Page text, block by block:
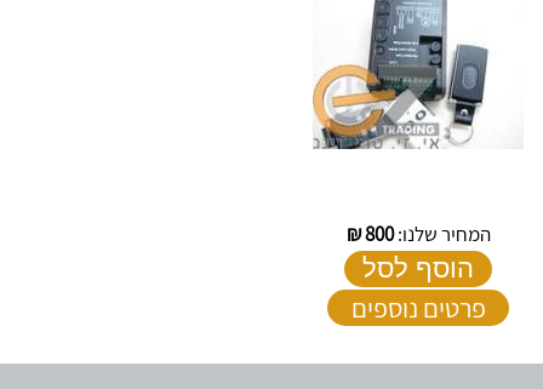
המחיר שלנו:800
₪
הוסף לסל
פרטים נוספים